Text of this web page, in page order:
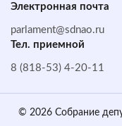
Электронная почта
parlament@sdnao.ru
Тел. приемной
8 (818-53) 4-20-11
© 2026 Собрание